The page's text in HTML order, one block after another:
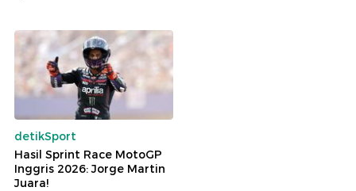
detikSport
Hasil Sprint Race MotoGP
Inggris 2026: Jorge Martin
Juara!